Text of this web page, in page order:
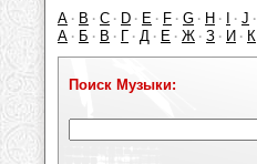
A · B · C · D · E · F · G · H · · J ·
А · Б · В · Г · Д · Е · Ж · З · И · К
Поиск Музыки: